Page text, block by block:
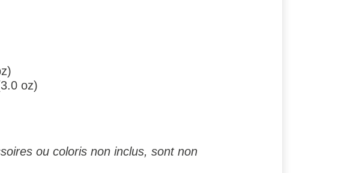
oz)
ou coloris non inclus, sont non